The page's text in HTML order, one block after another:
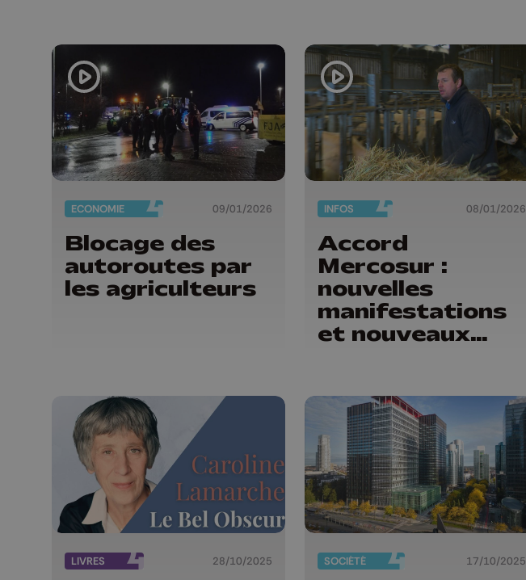
ECONOMIE 09/01/2026
Blocage des
autoroutes par
les agriculteurs
INFOS 08/01/2026
Accord
Mercosur :
nouvelles
manifestations
et nouveaux
LIVRES 28/10/2025 SOCIÉTÉ 17/10/2025